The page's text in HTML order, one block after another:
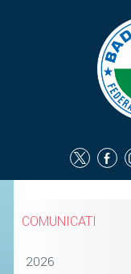
COMUNICATI
2026